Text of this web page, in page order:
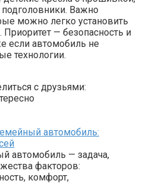
Важно
можно легко установить
— безопасность и
если автомобиль не
технологии.
с друзьями:
автомобиль:
автомобиль — задача,
факторов:
комфорт,